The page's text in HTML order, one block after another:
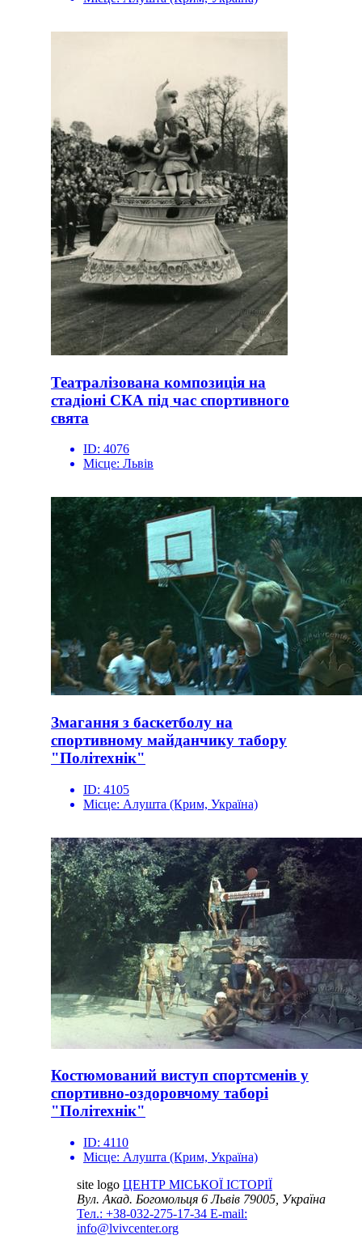
Театралізована композиція на
стадіоні СКА під час спортивного
свята
ID: 4076
Місце: Львів
Змагання з баскетболу на
спортивному майданчику табору
"Політехнік"
ID: 4105
Місце: Алушта (Крим, Україна)
Костюмований виступ спортсменів у
спортивно-оздоровчому таборі
"Політехнік"
ID: 4110
Місце: Алушта (Крим, Україна)
site logo ЦЕНТР МІСЬКОЇ ІСТОРІЇ
Вул. Акад. Богомольця 6Львів 79005, Україна
Тел.: +38-032-275-17-34 E-mail:
info@lvivcenter.org